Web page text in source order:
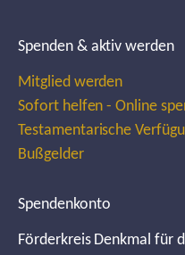
Spenden & aktiv werden
Mitglied werden
Sofort helfen - Online
Testamentarische
Bußgelder
Spendenkonto
Förderkreis Denkmal für